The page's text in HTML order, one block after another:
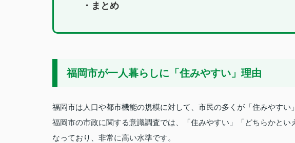
・まとめ
福岡市が一人暮らしに「住みやすい」理由
福岡市は人口や都市機能の規模に対して、市民の多くが「住みやすい
福岡市の市政に関する意識調査では、「住みやすい」「どちらかと
なっており、非常に高い水準です。